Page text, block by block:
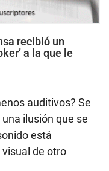
recibió un
a la que le
auditivos? Se
una ilusión que se
está
de otro